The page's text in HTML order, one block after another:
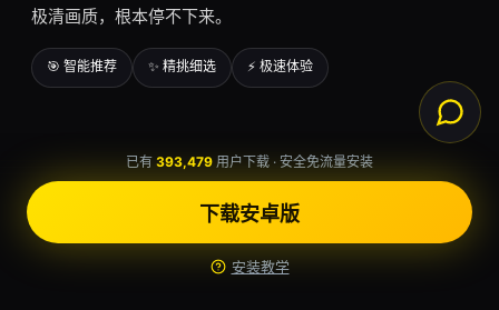
极清画质，根本停不下来。
🎯 智能推荐 ✨ 精挑细选 ⚡ 极速体验
已有 393,479 用户下载 · 安全免流量安装
下载安卓版
安装教学